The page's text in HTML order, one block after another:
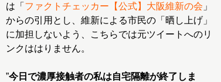
は「 ファクトチェッカー【公式】大阪維新の会 」
からの引用とし、維新による市民の「晒し上げ」
に加担しないよう、こちらでは元ツイートへのリ
ンクははりません。
”今日で濃厚接触者の私は自宅隔離が終了しま